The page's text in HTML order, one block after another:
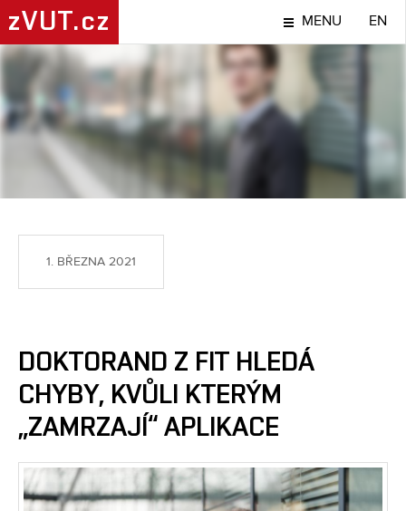
zVUT.cz MENU EN
TÉMA
1. BŘEZNA 2021
DOKTORAND Z FIT HLEDÁ
CHYBY, KVŮLI KTERÝM
„ZAMRZAJÍ“ APLIKACE